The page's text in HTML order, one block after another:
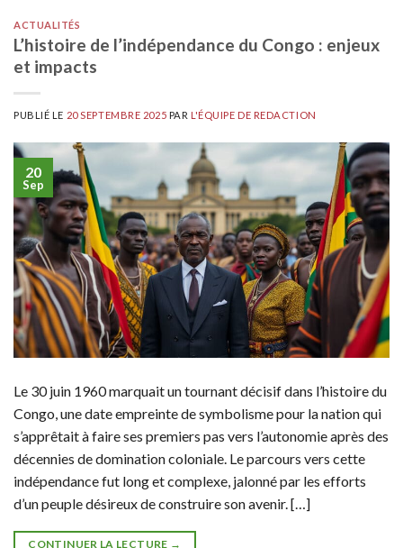
ACTUALITÉS
L’histoire de l’indépendance du Congo : enjeux
et impacts
PUBLIÉ LE 20 SEPTEMBRE 2025 PAR L'ÉQUIPE DE REDACTION
20
Sep
Le 30 juin 1960 marquait un tournant décisif dans l’histoire du
Congo, une date empreinte de symbolisme pour la nation qui
s’apprêtait à faire ses premiers pas vers l’autonomie après des
décennies de domination coloniale. Le parcours vers cette
indépendance fut long et complexe, jalonné par les efforts
d’un peuple désireux de construire son avenir. […]
CONTINUER LA LECTURE →